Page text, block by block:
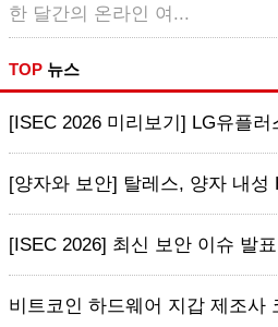
한 달간의 온라인 여...
TOP 뉴스
[ISEC 2026 미리보기] LG유플
[양자와 보안] 탈레스, 양자 내성
[ISEC 2026] 최신 보안 이슈 발
비트코인 하드웨어 지갑 제조사